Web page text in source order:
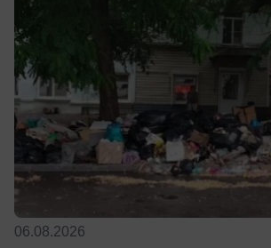
06.08.2026